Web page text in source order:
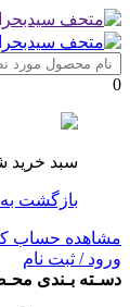
0
سبد خرید
بازگشت
مشاهده حساب
ورود / ثبت نام
دسـته بـندی